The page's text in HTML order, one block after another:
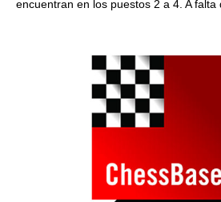
encuentran en los puestos 2 a 4. A falta